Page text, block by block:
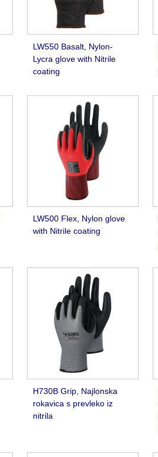
LW550 Basalt, Nylon-
Lycra glove with Nitrile
coating
LW500 Flex, Nylon glove
with Nitrile coating
H730B Grip, Najlonska
rokavica s prevleko iz
nitrila